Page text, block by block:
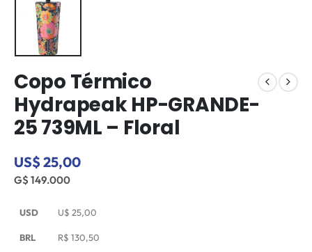
Copo Térmico
Hydrapeak HP-GRANDE-
25 739ML – Floral
US$ 25,00
G$ 149.000
USD U$ 25,00
BRL R$ 130,50